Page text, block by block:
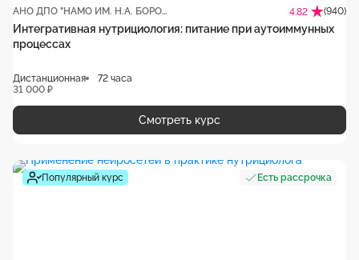
АНО ДПО "НАМО ИМ. Н.А. БОРОДИНА" 4.82 (940)
Интегративная нутрициология: питание при аутоиммунных
процессах
Дистанционная
72 часа
31 000 ₽
Смотреть курс
Популярный курс Есть рассрочка